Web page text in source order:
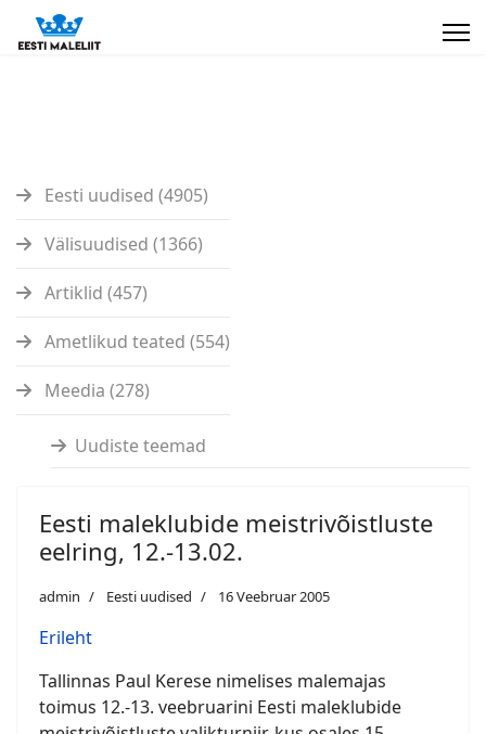
Eesti uudised (4905)
Välisuudised (1366)
Artiklid (457)
Ametlikud teated (554)
Meedia (278)
Uudiste teemad
Eesti maleklubide meistrivõistluste
eelring, 12.-13.02.
admin Eesti uudised 16 Veebruar 2005
Erileht
Tallinnas Paul Kerese nimelises malemajas
toimus 12.-13. veebruarini Eesti maleklubide